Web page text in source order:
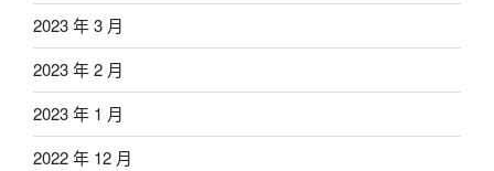
2023 年 3 月
2023 年 2 月
2023 年 1 月
2022 年 12 月